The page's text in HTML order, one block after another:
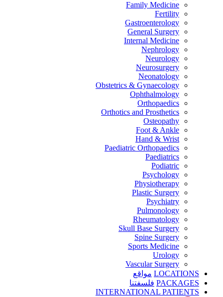
Family Medicine
Fertility
Gastroenterology
General Surgery
Internal Medicine
Nephrology
Neurology
Neurosurgery
Neonatology
Obstetrics & Gynaecology
Ophthalmology
Orthopaedics
Orthotics and Prosthetics
Osteopathy
Foot & Ankle
Hand & Wrist
Paediatric Orthopaedics
Paediatrics
Podiatric
Psychology
Physiotherapy
Plastic Surgery
Psychiatry
Pulmonology
Rheumatology
Skull Base Surgery
Spine Surgery
Sports Medicine
Urology
Vascular Surgery
LOCATIONS مواقع
PACKAGES فلسفتنا
INTERNATIONAL PATIENTS